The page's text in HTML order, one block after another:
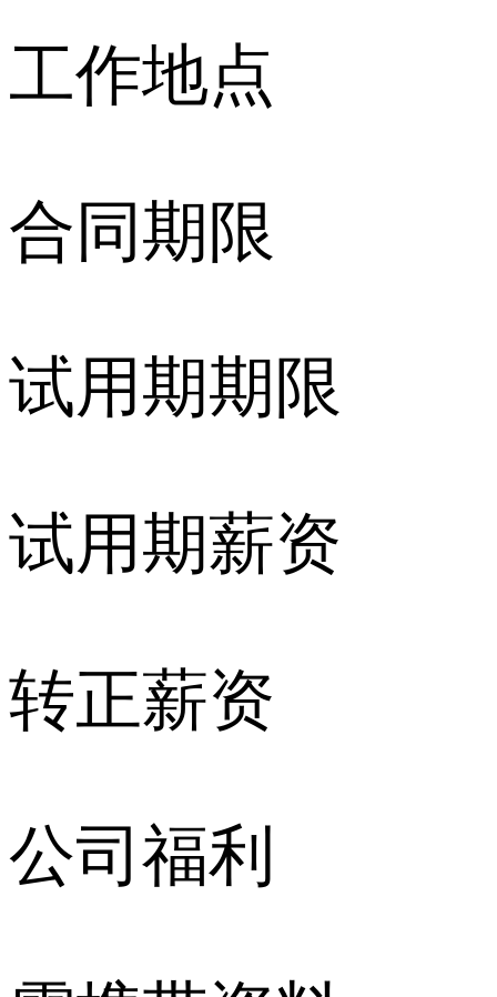
工作地点
合同期限
试用期期限
试用期薪资
转正薪资
公司福利